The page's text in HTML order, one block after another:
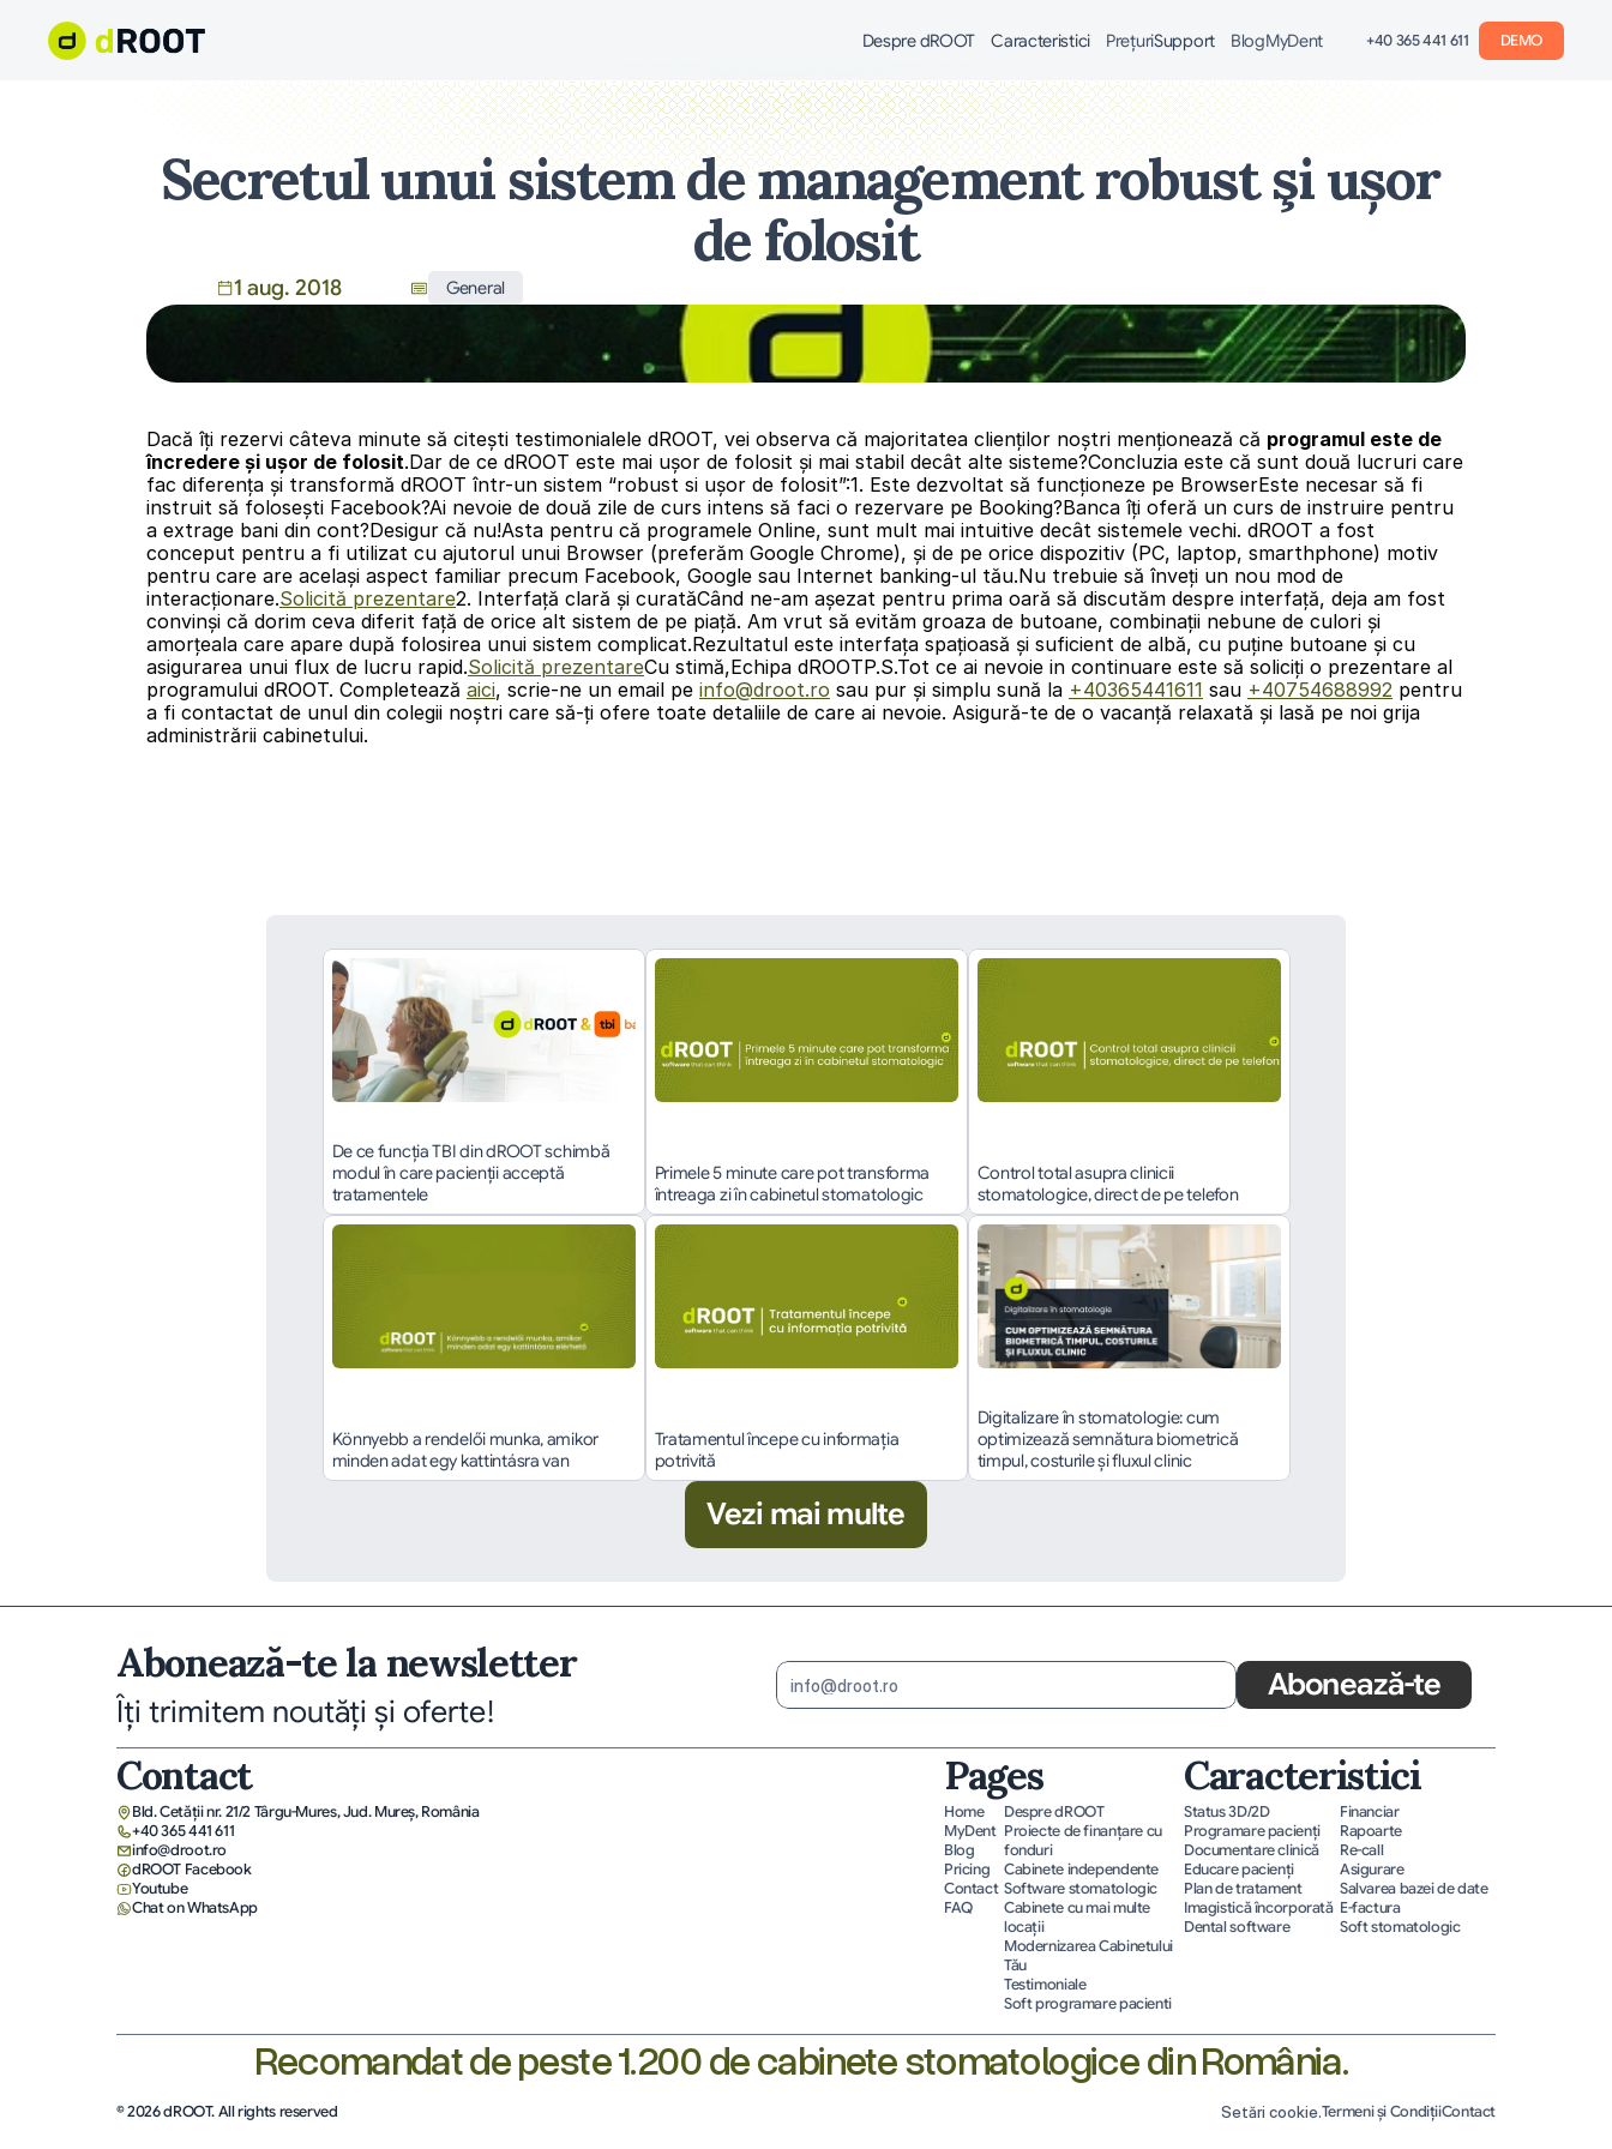
Despre dROOT Caracteristici Support
Preţuri BlogMyDent +40 365 441 611 DEMO
Secretul unui sistem de management robust şi ușor
de folosit
1 aug. 2018 General
Dacă îți rezervi câteva minute să citești testimonialele dROOT, vei observa că majoritatea clienților noștri menționează că programul este de
încredere şi ușor de folosit.Dar de ce dROOT este mai ușor de folosit şi mai stabil decât alte sisteme?Concluzia este că sunt două lucruri care
fac diferența şi transformă dROOT într-un sistem “robust si ușor de folosit”:1. Este dezvoltat să funcționeze pe BrowserEste necesar să fi
instruit să folosești Facebook?Ai nevoie de două zile de curs intens să faci o rezervare pe Booking?Banca îți oferă un curs de instruire pentru
a extrage bani din cont?Desigur că nu!Asta pentru că programele Online, sunt mult mai intuitive decât sistemele vechi. dROOT a fost
conceput pentru a fi utilizat cu ajutorul unui Browser (preferăm Google Chrome), şi de pe orice dispozitiv (PC, laptop, smarthphone) motiv
pentru care are același aspect familiar precum Facebook, Google sau Internet banking-ul tău.Nu trebuie să înveți un nou mod de
interacționare.Solicită prezentare2. Interfață clară și curatăCând ne-am așezat pentru prima oară să discutăm despre interfață, deja am fost
convinși că dorim ceva diferit faţă de orice alt sistem de pe piață. Am vrut să evităm groaza de butoane, combinații nebune de culori şi
amorțeala care apare după folosirea unui sistem complicat.Rezultatul este interfața spațioasă şi suficient de albă, cu puține butoane şi cu
asigurarea unui flux de lucru rapid.Solicită prezentareCu stimă,Echipa dROOTP.S.Tot ce ai nevoie in continuare este să soliciți o prezentare al
programului dROOT. Completează aici, scrie-ne un email pe info@droot.ro sau pur şi simplu sună la +40365441611 sau +40754688992 pentru
a fi contactat de unul din colegii noștri care să-ți ofere toate detaliile de care ai nevoie. Asigură-te de o vacanţă relaxată şi lasă pe noi grija
administrării cabinetului.
De ce funcția TBI din dROOT schimbă
modul în care pacienții acceptă
tratamentele
Primele 5 minute care pot transforma
întreaga zi în cabinetul stomatologic
Control total asupra clinicii
stomatologice, direct de pe telefon
Könnyebb a rendelői munka, amikor
minden adat egy kattintásra van
Tratamentul începe cu informația
potrivită
Digitalizare în stomatologie: cum
optimizează semnătura biometrică
timpul, costurile și fluxul clinic
Vezi mai multe
Abonează-te la newsletter
Îți trimitem noutăți și oferte!
Abonează-te
Contact
Bld. Cetății nr. 21/2 Târgu-Mures, Jud. Mureş, România
+40 365 441 611
info@droot.ro
dROOT Facebook
Youtube
Chat on WhatsApp
Pages
Home
MyDent
Blog
Pricing
Contact
FAQ
Despre dROOT
Proiecte de finanțare cu
fonduri
Cabinete independente
Software stomatologic
Cabinete cu mai multe
locații
Modernizarea Cabinetului
Tău
Testimoniale
Soft programare pacienti
Caracteristici
Status 3D/2D
Programare pacienţi
Documentare clinică
Educare pacienţi
Plan de tratament
Imagistică încorporată
Dental software
Financiar
Rapoarte
Re-call
Asigurare
Salvarea bazei de date
E-factura
Soft stomatologic
Recomandat de peste 1.200 de cabinete stomatologice din România.
© 2026 dROOT. All rights reserved Setări cookie.Termeni și CondițiiContact